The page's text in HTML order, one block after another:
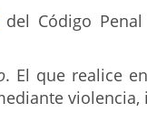
del Código
. El que realice